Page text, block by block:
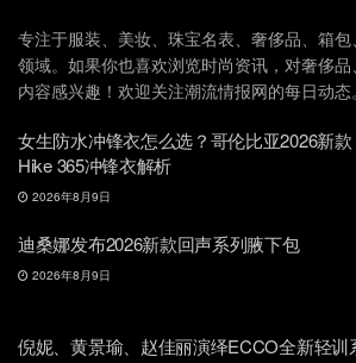
专注于服装、美妆、珠宝名表、奢侈品、箱
领域。如果你也喜欢浏览时尚资讯，对奢侈
内容感兴趣！欢迎关注潮流情报网的每日动态。
女生防水冲锋衣怎么选？哥伦比亚2026新款
Hike 365冲锋衣解析
2026年8月9日
迪桑娜发布2026新款回声系列腋下包
2026年8月9日
倪妮、黄景瑜、赵佳丽演绎ECCO全新轻训